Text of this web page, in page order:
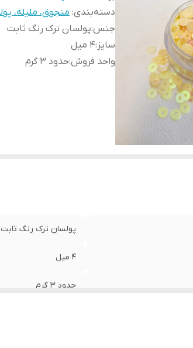
دسته‌بندی: منجوق، ملیله،
جنس:پولسان ترک رنگ ثابت
سایز :۴ میل
واحد فروش:حدود ۳ گرم
پولسان ترک رنگ ثابت
۴ میل
حدود ۳ گرم